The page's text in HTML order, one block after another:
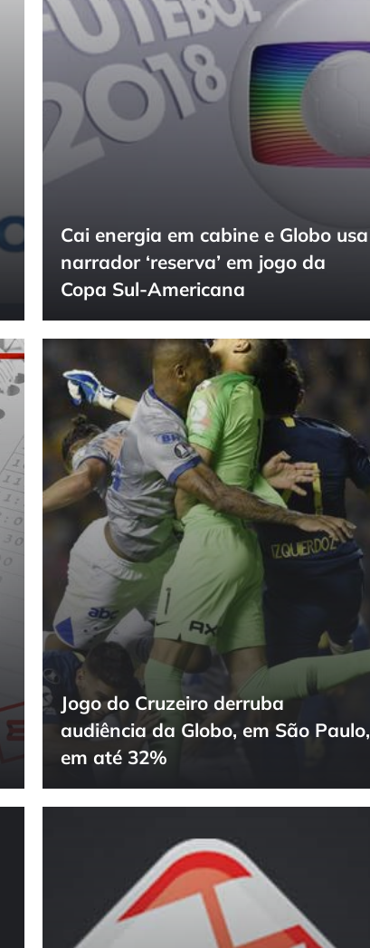
Cai energia em cabine e Globo usa
narrador ‘reserva’ em jogo da
Copa Sul-Americana
Jogo do Cruzeiro derruba
audiência da Globo, em São Paulo,
em até 32%